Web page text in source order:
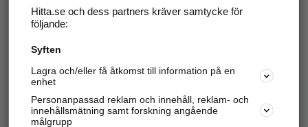
Hitta.se - Gratis nummerupplysning.
Sök företag, personer och platser.
Hitta telefonnummer, adresser, företagsinfo mm.
Hitta.se och dess partners kräver samtycke för
följande:
Syften
Lagra och/eller få åtkomst till information på en
enhet
Personanpassad reklam och innehåll, reklam- och
innehållsmätning samt forskning angående
målgrupp